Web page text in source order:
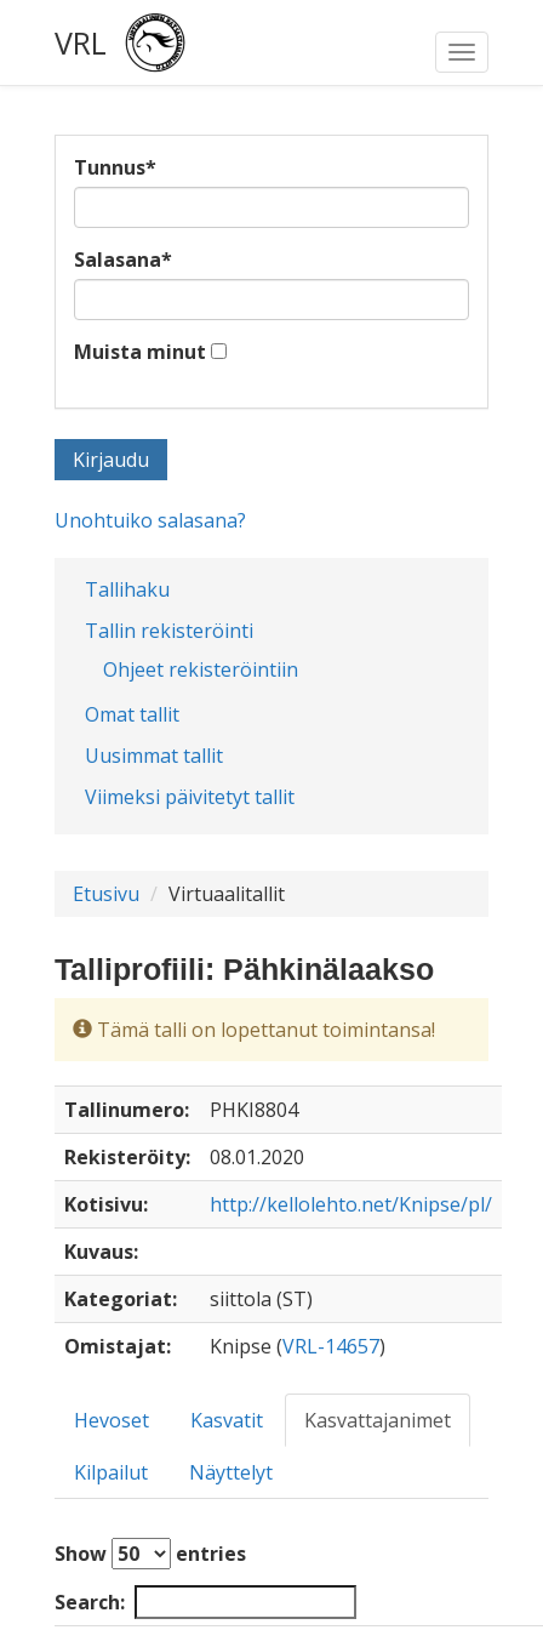
Toggle
VRL
Tallihaku
Tallin rekisteröinti
Ohjeet rekisteröintiin
Omat tallit
Uusimmat tallit
Viimeksi päivitetyt tallit
Tunnus*
Salasana*
Muista minut
Unohtuiko salasana?
Etusivu Virtuaalitallit
Talliprofiili: Pähkinälaakso
Tämä talli on lopettanut toimintansa!
Tallinumero:
PHKI8804
Rekisteröity:
08.01.2020
Kotisivu:
http://kellolehto.net/Knipse/pl/
Kuvaus:
Kategoriat:
siittola (ST)
Omistajat:
Knipse (VRL-14657)
Hevoset Kasvatit
Kasvattajanimet
Kilpailut
Näyttelyt
Show
entries
Search: